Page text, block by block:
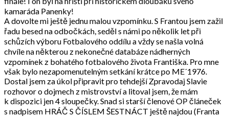
kamaráda Panenky!
A dovolte mi ještě jednu malou vzpomínku. S Frantou jsem zažil
řadu besed na odbočkách, seděl s námi po několik let při
schůzích výboru Fotbalového oddílu a vždy se našla volná
chvíle na některou z nekonečné databáze nádherných
vzpomínek z bohatého fotbalového života Františka. Pro mne
však bylo nezapomenutelným setkání krátce po ME´1976.
Dostal jsem za úkol připravit pro tehdejší Zpravodaj Slavie
rozhovor o dojmech z mistrovství a litoval jsem, že mám
k dispozici jen 4 sloupečky. Snad si starší členové OP článeček
s nadpisem HRÁČ S ČÍSLEM ŠESTNÁCT ještě najdou (Franta